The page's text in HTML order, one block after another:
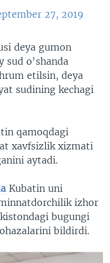
27, 2019
deya gumon
sud o'shanda
etilsin, deya
sudining kechagi
qamoqdagi
xavfsizlik xizmati
aytadi.
Kubatin uni
izhor
bugungi
bildirdi.